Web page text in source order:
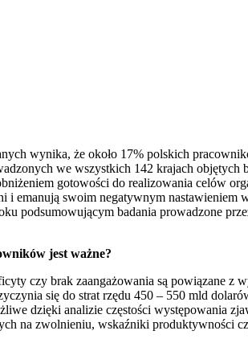
wynika, że około 17% polskich
we wszystkich 142 krajach
gotowości do realizowania celów
i emanują swoim negatywnym
podsumowującym badania prowadzone
jest ważne?
czy brak zaangażowania są powiązane z
się do strat rzędu 450 – 550 mld
dzięki analizie częstości występowania
na zwolnieniu, wskaźniki produktywności